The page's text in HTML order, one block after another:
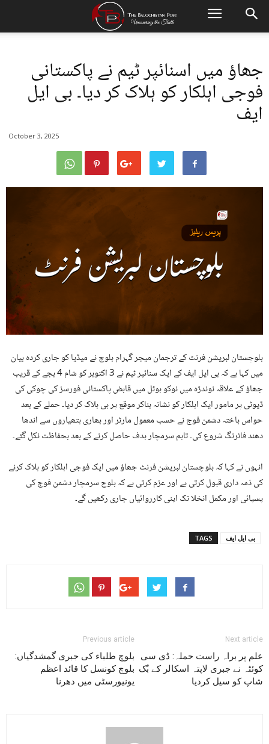
جھاؤ میں اسنائپر ٹیم نے پاکستانی
فوجی اہلکار کو ہلاک کر دیا۔ بی ایل
ایف
October 3, 2025
بلوچستان لبریشن فرنٹ کے ترجمان میجر گہرام بلوچ نے میڈیا کو جاری کردہ بیان
میں کہا ہے کہ بی ایل ایف کے ایک سنائپر ٹیم نے 3 اکتوبر کو شام 4 بجے کے قریب
جھاؤ کے علاقہ نوندڑہ میں نوکو ہوٹل میں قابض پاکستانی فورسز کی چوکی کی
ڈیوٹی پر مامور ایک اہلکار کو نشانہ بناکر موقع پر ہی ہلاک کر دیا۔ حملے کے بعد
حواس باختہ دشمن فوج نے حسب معمول مارٹر اور بھاری ہتھیاروں سے اندھا
دھند فائرنگ شروع کی۔ تاہم سرمچار ہدف حاصل کرنے کے بعد بحفاظت نکل گئے۔
انہوں نے کہا کہ بلوچستان لبریشن فرنٹ جھاؤ میں ایک فوجی اہلکار کو ہلاک کرنے
کی ذمہ داری قبول کرتی ہے اور عزم کرتی ہے کہ بلوچ سرمچار دشمن فوج کی
پسپائی اور مکمل انخلا تک اپنی کارروائیاں جاری رکھیں گے۔
TAGS بی ایل ایف
Previous article
بلوچ طلباء کی جبری گمشدگیاں:
بلوچ کونسل کا قائد اعظم
یونیورسٹی میں دھرنا
Next article
علم پر براہ راست حملہ: ڈی سی
کوئٹہ نے جبری لاپتہ اسکالر کے بُک
شاپ کو سیل کردیا